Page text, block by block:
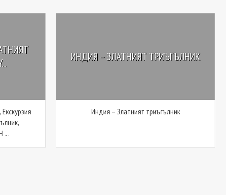
...
ИНДИЯ – ЗЛАТНИЯТ ТРИЪГЪЛНИК
Индия – Златният триъгълник